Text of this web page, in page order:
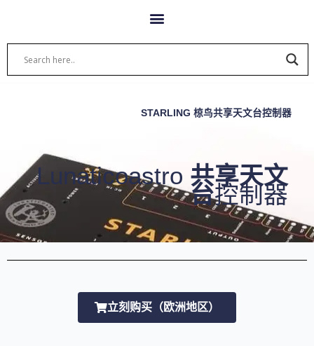
STARLING 椋鸟共享天文台控制器
Lunaticoastro 共享天文
台控制器
立刻购买（欧洲地区）